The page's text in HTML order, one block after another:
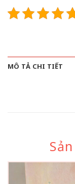
MÔ TẢ CHI TIẾT